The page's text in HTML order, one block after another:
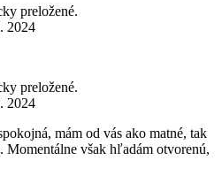
preložené.
2024
preložené.
2024
mám od vás ako matné, tak
však hľadám otvorenú,